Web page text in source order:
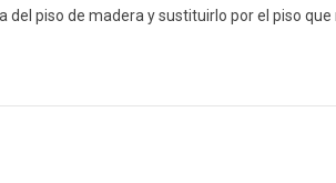
del piso de madera y sustituirlo por el piso